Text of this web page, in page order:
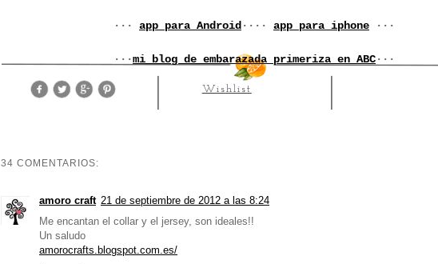
··· app para Android···· app para iphone ···
···mi blog de embarazada primeriza en ABC···
Wishlist
34 COMENTARIOS:
amoro craft 21 de septiembre de 2012 a las 8:24
Me encantan el collar y el jersey, son ideales!!
Un saludo
amorocrafts.blogspot.com.es/